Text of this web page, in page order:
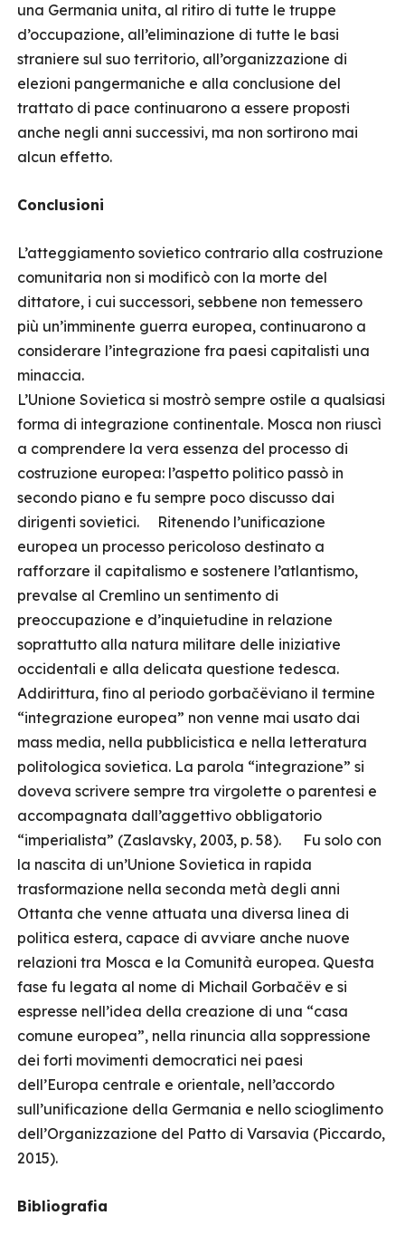
una Germania unita, al ritiro di tutte le truppe
d’occupazione, all’eliminazione di tutte le basi
straniere sul suo territorio, all’organizzazione di
elezioni pangermaniche e alla conclusione del
trattato di pace continuarono a essere proposti
anche negli anni successivi, ma non sortirono mai
alcun effetto.
Conclusioni
L’atteggiamento sovietico contrario alla costruzione
comunitaria non si modificò con la morte del
dittatore, i cui successori, sebbene non temessero
più un’imminente guerra europea, continuarono a
considerare l’integrazione fra paesi capitalisti una
minaccia.
L’Unione Sovietica si mostrò sempre ostile a qualsiasi
forma di integrazione continentale. Mosca non riuscì
a comprendere la vera essenza del processo di
costruzione europea: l’aspetto politico passò in
secondo piano e fu sempre poco discusso dai
dirigenti sovietici. Ritenendo l’unificazione
europea un processo pericoloso destinato a
rafforzare il capitalismo e sostenere l’atlantismo,
prevalse al Cremlino un sentimento di
preoccupazione e d’inquietudine in relazione
soprattutto alla natura militare delle iniziative
occidentali e alla delicata questione tedesca.
Addirittura, fino al periodo gorbačëviano il termine
“integrazione europea” non venne mai usato dai
mass media, nella pubblicistica e nella letteratura
politologica sovietica. La parola “integrazione” si
doveva scrivere sempre tra virgolette o parentesi e
accompagnata dall’aggettivo obbligatorio
“imperialista” (Zaslavsky, 2003, p. 58). Fu solo con
la nascita di un’Unione Sovietica in rapida
trasformazione nella seconda metà degli anni
Ottanta che venne attuata una diversa linea di
politica estera, capace di avviare anche nuove
relazioni tra Mosca e la Comunità europea. Questa
fase fu legata al nome di Michail Gorbačëv e si
espresse nell’idea della creazione di una “casa
comune europea”, nella rinuncia alla soppressione
dei forti movimenti democratici nei paesi
dell’Europa centrale e orientale, nell’accordo
sull’unificazione della Germania e nello scioglimento
dell’Organizzazione del Patto di Varsavia (Piccardo,
2015).
Bibliografia